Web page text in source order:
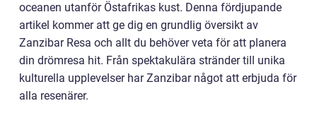
oceanen utanför Östafrikas kust. Denna fördjupande
artikel kommer att ge dig en grundlig översikt av
Zanzibar Resa och allt du behöver veta för att planera
din drömresa hit. Från spektakulära stränder till unika
kulturella upplevelser har Zanzibar något att erbjuda för
alla resenärer.